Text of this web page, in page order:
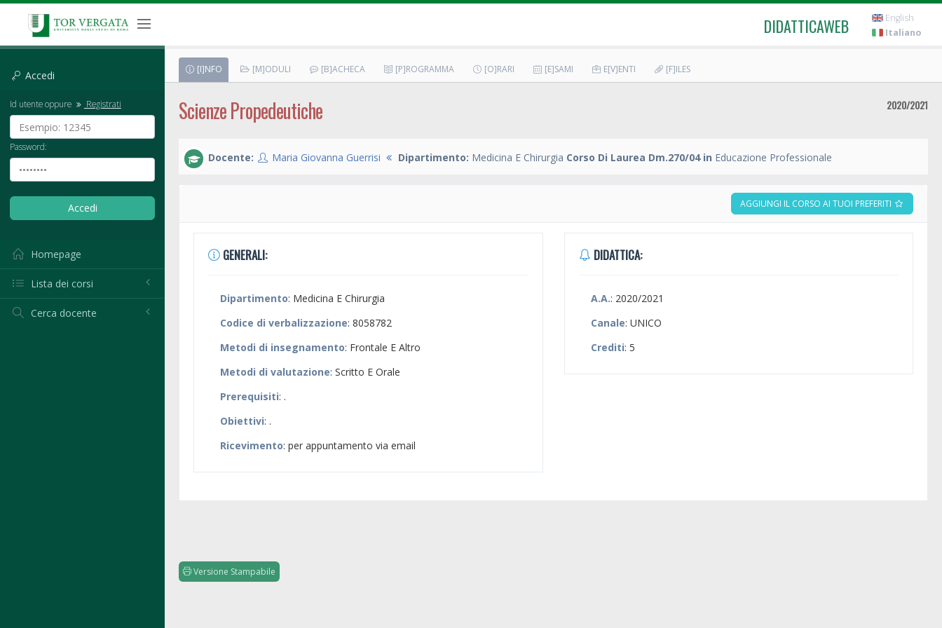
DIDATTICAWEB
English
Italiano
Accedi
Id utente oppure Registrati
Password:
Homepage
Lista dei corsi
Cerca docente
[I]NFO [M]ODULI [B]ACHECA [P]ROGRAMMA [O]RARI [E]SAMI E[V]ENTI [F]ILES
Scienze Propedeutiche 2020/2021
Docente: Maria Giovanna Guerrisi Dipartimento: Medicina E Chirurgia Corso Di Laurea Dm.270/04 in Educazione Professionale
AGGIUNGI IL CORSO AI TUOI PREFERITI
GENERALI:
Dipartimento: Medicina E Chirurgia
Codice di verbalizzazione: 8058782
Metodi di insegnamento: Frontale E Altro
Metodi di valutazione: Scritto E Orale
Prerequisiti: .
Obiettivi: .
Ricevimento: per appuntamento via email
DIDATTICA:
A.A.: 2020/2021
Canale: UNICO
Crediti: 5
Versione Stampabile